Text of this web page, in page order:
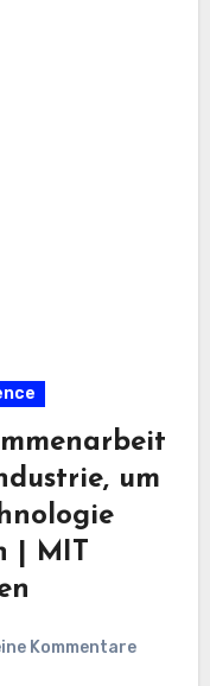
um
| MIT
Kommentare